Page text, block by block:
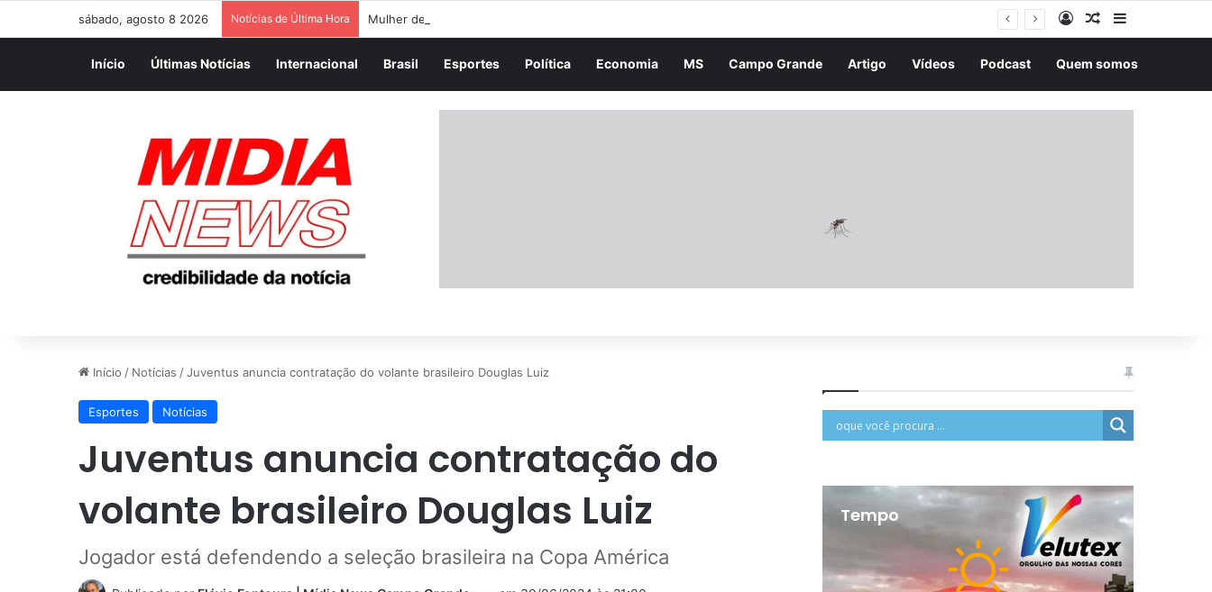
sábado, agosto 8 2026 Notícias de Última Hora Mulher descobre síndrome de Down aos 23 anos após histórico de três gestações com trissomia 21 EntrarArtigo aleatório
Início Últimas Notícias Internacional Brasil Esportes Política Economia MS Campo Grande Artigo Vídeos Podcast Quem somos
Início / Notícias /Juventus anuncia contratação do volante brasileiro Douglas Luiz
Esportes Notícias
Juventus anuncia contratação do
volante brasileiro Douglas Luiz
Jogador está defendendo a seleção brasileira na Copa América
Tempo